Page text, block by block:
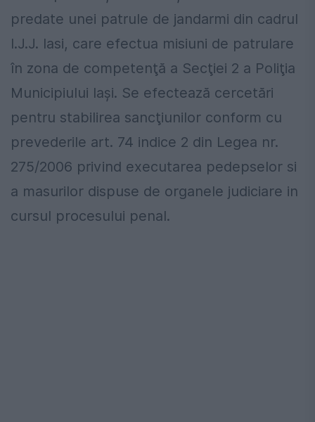
predate unei patrule de jandarmi din cadrul
I.J.J. Iasi, care efectua misiuni de patrulare
în zona de competenţă a Secţiei 2 a Poliţia
Municipiului Iaşi. Se efectează cercetări
pentru stabilirea sancţiunilor conform cu
prevederile art. 74 indice 2 din Legea nr.
275/2006 privind executarea pedepselor si
a masurilor dispuse de organele judiciare in
cursul procesului penal.